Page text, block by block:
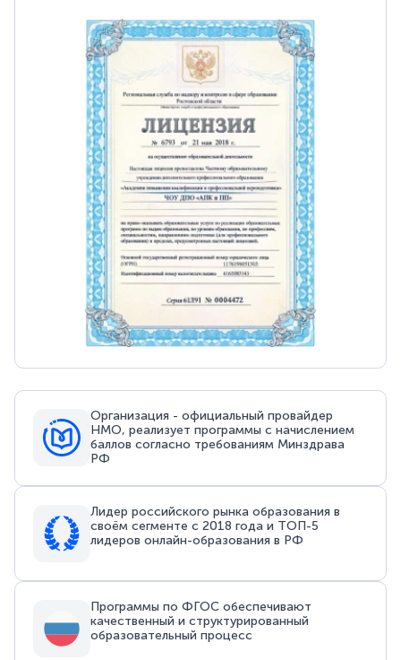
Организация - официальный провайдер
НМО, реализует программы с начислением
баллов согласно требованиям Минздрава
РФ
Лидер российского рынка образования в
своём сегменте с 2018 года и ТОП-5
лидеров онлайн-образования в РФ
Программы по ФГОС обеспечивают
качественный и структурированный
образовательный процесс